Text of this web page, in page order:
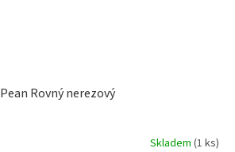
Pean Rovný nerezový
Skladem (1 ks)